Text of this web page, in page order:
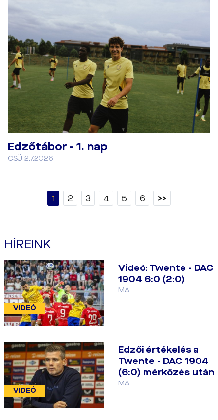
Edzőtábor - 1. nap
CSÜ 2.7.2026
1 2 3 4 5 6 >>
HÍREINK
VIDEÓ
Videó: Twente - DAC
1904 6:0 (2:0)
MA
VIDEÓ
Edzői értékelés a
Twente - DAC 1904
(6:0) mérkőzés után
MA